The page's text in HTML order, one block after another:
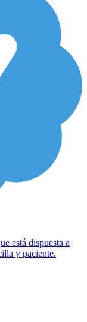
está dispuesta a
y paciente.